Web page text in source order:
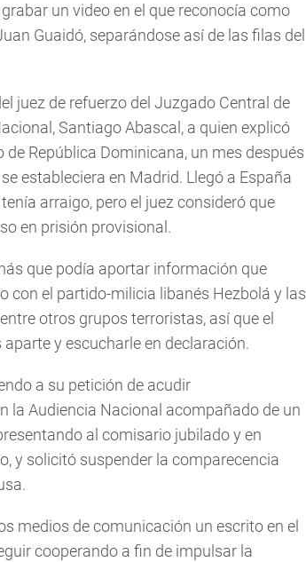
un video en el que reconocía como
Guaidó, separándose así de las filas del
juez de refuerzo del Juzgado Central de
Santiago Abascal, a quien explicó
República Dominicana, un mes después
estableciera en Madrid. Llegó a España
arraigo, pero el juez consideró que
en prisión provisional.
que podía aportar información que
con el partido-milicia libanés Hezbolá y las
otros grupos terroristas, así que el
y escucharle en declaración.
a su petición de acudir
la Audiencia Nacional acompañado de un
al comisario jubilado y en
y solicitó suspender la comparecencia
medios de comunicación un escrito en el
cooperando a fin de impulsar la